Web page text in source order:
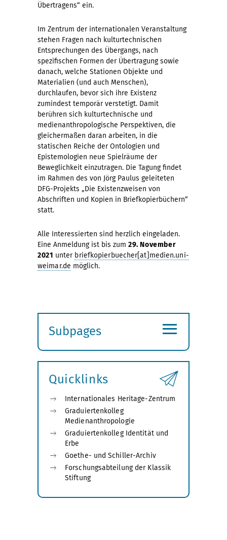
Übertragens“ ein.
Im Zentrum der internationalen Veranstaltung
stehen Fragen nach kulturtechnischen
Entsprechungen des Übergangs, nach
spezifischen Formen der Übertragung sowie
danach, welche Stationen Objekte und
Materialien (und auch Menschen),
durchlaufen, bevor sich ihre Existenz
zumindest temporär verstetigt. Damit
berühren sich kulturtechnische und
medienanthropologische Perspektiven, die
gleichermaßen daran arbeiten, in die
statischen Reiche der Ontologien und
Epistemologien neue Spielräume der
Beweglichkeit einzutragen. Die Tagung findet
im Rahmen des von Jörg Paulus geleiteten
DFG-Projekts „Die Existenzweisen von
Abschriften und Kopien in Briefkopierbüchern“
statt.
Alle Interessierten sind herzlich eingeladen.
Eine Anmeldung ist bis zum 29. November
2021 unter briefkopierbuecher[at]medien.uni-
weimar.de möglich.
Subpages
submenu
≡
Quicklinks
Internationales Heritage-Zentrum
Graduiertenkolleg
Medienanthropologie
Graduiertenkolleg Identität und
Erbe
Goethe- und Schiller-Archiv
Forschungsabteilung der Klassik
Stiftung